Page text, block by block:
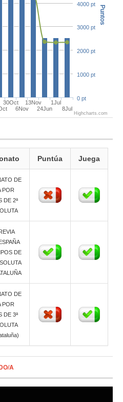
Puntos
30Oct
6Nov
13Nov
24Jun
1Jul
8Jul
0 pt
1000 pt
2000 pt
3000 pt
4000 pt
Highcharts.com
Puntúa Juega
DE
POR
DE 2ª
DE
DE
POR
DE 3ª
A